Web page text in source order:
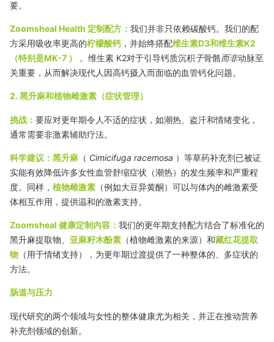
要。
Zoomsheal Health 定制配方： 我们并非只依赖碳酸钙。我们的配
方采用吸收率更高的柠檬酸钙 ，并始终搭配维生素D3和维生素K2
（特别是MK-7 ） 。 维生素 K2对于引导钙质沉积于骨骼而非动脉至
关重要，从而解决现代人因高钙摄入而面临的血管钙化问题。
2. 黑升麻和植物雌激素（症状管理）
挑战： 要应对更年期令人不适的症状，如潮热、盗汗和情绪变化，
通常需要非激素辅助疗法。
科学建议： 黑升麻 （ Cimicifuga racemosa ）等草药补充剂已被证
实能有效降低许多女性血管舒缩症状（潮热）的发生频率和严重程
度。同样， 植物雌激素 （例如大豆异黄酮）可以与体内的雌激素受
体相互作用，提供温和的激素支持。
Zoomsheal 健康定制内容： 我们的更年期支持配方结合了标准化的
黑升麻提取物、 亚麻籽木酚素 （植物雌激素的来源）和藏红花提取
物 （用于情绪支持），为更年期过渡提供了一种整体的、多症状的
方法。
肠道与压力
现代研究的两个领域与女性的整体健康尤为相关，并正在推动营养
补充剂领域的创新。